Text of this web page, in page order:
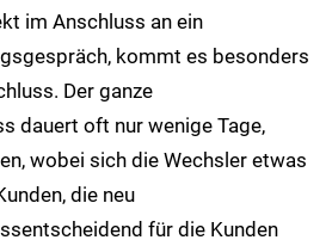
im Anschluss an ein
kommt es besonders
Der ganze
dauert oft nur wenige Tage,
wobei sich die Wechsler etwas
die neu
für die Kunden